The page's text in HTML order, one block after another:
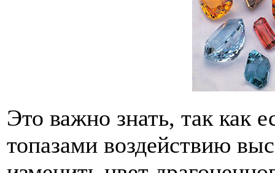
Это важно знать, так как
топазами воздействию